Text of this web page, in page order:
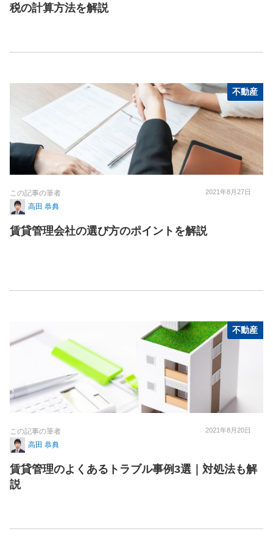
税の計算方法を解説
不動産
この記事の筆者 2021年8月27日
高田 恭典
賃貸管理会社の選び方のポイントを解説
不動産
この記事の筆者 2021年8月20日
高田 恭典
賃貸管理のよくあるトラブル事例3選｜対処法も解
説